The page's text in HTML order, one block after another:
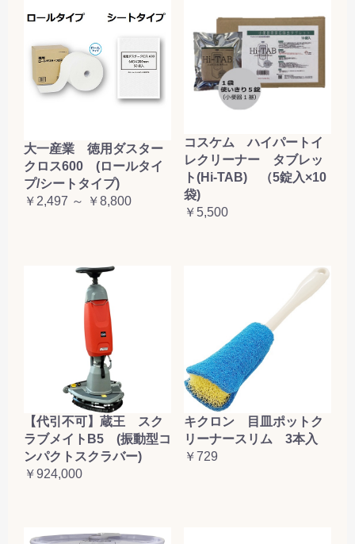
大一産業 徳用ダスター
クロス600 (ロールタイ
プ/シートタイプ)
￥2,497 ～ ￥8,800
コスケム ハイパートイ
レクリーナー タブレッ
ト(Hi-TAB) （5錠入×10
袋)
￥5,500
【代引不可】蔵王 スク
ラブメイトB5 (振動型コ
ンパクトスクラバー)
￥924,000
キクロン 目皿ポットク
リーナースリム 3本入
￥729